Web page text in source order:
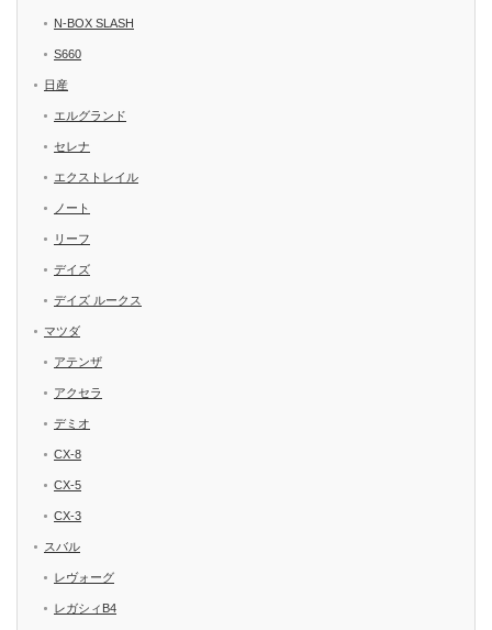
N-BOX SLASH
S660
日産
エルグランド
セレナ
エクストレイル
ノート
リーフ
デイズ
デイズ ルークス
マツダ
アテンザ
アクセラ
デミオ
CX-8
CX-5
CX-3
スバル
レヴォーグ
レガシィB4